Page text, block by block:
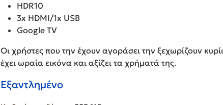
HDR10
3x HDMI/1x USB
Google TV
Οι χρήστες που την έχουν αγοράσει την ξεχωρίζουν
έχει ωραία εικόνα και αξίζει τα χρήματά της.
Εξαντλημένο